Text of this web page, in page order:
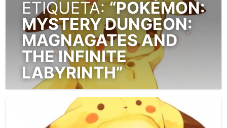
ETIQUETA:“POKÉMON:
MYSTERY DUNGEON:
MAGNAGATES AND
THE INFINITE
LABYRINTH”